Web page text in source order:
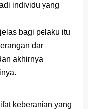
individu yang
bagi pelaku itu
dari
akhirnya
keberanian yang